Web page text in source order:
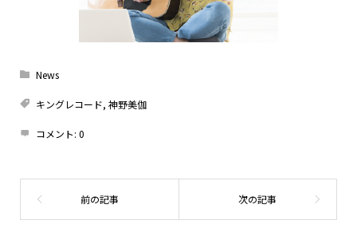
News
キングレコード, 神野美伽
コメント: 0